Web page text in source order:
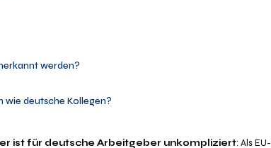
werden?
wie deutsche Kollegen?
ist für deutsche Arbeitgeber unkompliziert: Als EU-